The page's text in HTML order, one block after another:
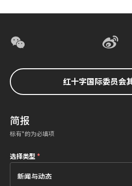
红十字国际委员会
简报
标有*的为必填项
选择类型*